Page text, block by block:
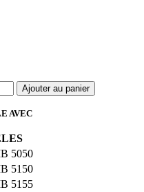
Ajouter au panier
AVEC
5050
5150
5155